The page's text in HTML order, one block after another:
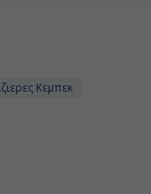
Κεμπεκ